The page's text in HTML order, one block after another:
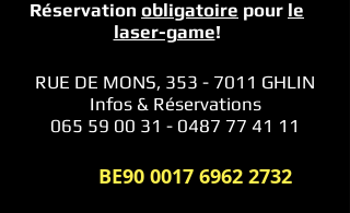
Réservation obligatoire pour le
laser-game!
RUE DE MONS, 353 - 7011 GHLIN
Infos & Réservations
065 59 00 31 - 0487 77 41 11
BE90 0017 6962 2732